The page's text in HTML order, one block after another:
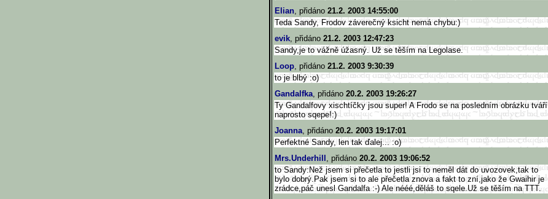
Elian, přidáno 21.2. 2003 14:55:00
Teda Sandy, Frodov záverečný ksicht nemá chybu:)
evik, přidáno 21.2. 2003 12:47:23
Sandy,je to vážně úžasný. Už se těším na Legolase.
Loop, přidáno 21.2. 2003 9:30:39
to je blbý :o)
Gandalfka, přidáno 20.2. 2003 19:26:27
Ty Gandalfovy xischtíčky jsou super! A Frodo se na posledním obrázku tváří
naprosto sqepe!:)
Joanna, přidáno 20.2. 2003 19:17:01
Perfektné Sandy, len tak ďalej... :o)
Mrs.Underhill , přidáno 20.2. 2003 19:06:52
to Sandy:Než jsem si přečetla to jestli jsi to neměl dát do uvozovek,tak to
bylo dobrý.Pak jsem si to ale přečetla znova a fakt to zní,jako že Gwaihir je
zrádce,páč unesl Gandalfa :-) Ale nééé,děláš to sqele.Už se těším na TTT.